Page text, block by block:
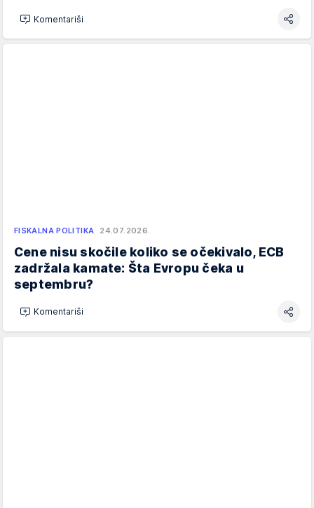
Komentariši
FISKALNA POLITIKA 24.07.2026.
Cene nisu skočile koliko se očekivalo, ECB
zadržala kamate: Šta Evropu čeka u
septembru?
Komentariši